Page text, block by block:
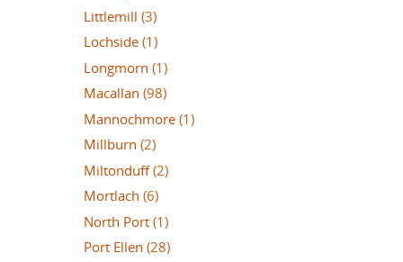
Littlemill (3)
Lochside (1)
Longmorn (1)
Macallan (98)
Mannochmore (1)
Millburn (2)
Miltonduff (2)
Mortlach (6)
North Port (1)
Port Ellen (28)